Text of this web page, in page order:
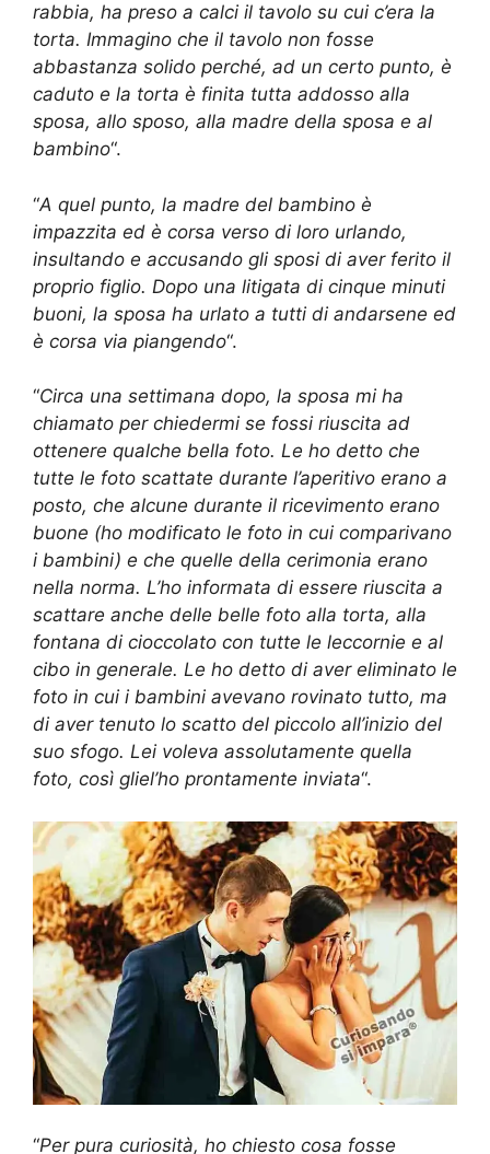
rabbia, ha preso a calci il tavolo su cui c’era la
torta. Immagino che il tavolo non fosse
abbastanza solido perché, ad un certo punto, è
caduto e la torta è finita tutta addosso alla
sposa, allo sposo, alla madre della sposa e al
bambino“.
“A quel punto, la madre del bambino è
impazzita ed è corsa verso di loro urlando,
insultando e accusando gli sposi di aver ferito il
proprio figlio. Dopo una litigata di cinque minuti
buoni, la sposa ha urlato a tutti di andarsene ed
è corsa via piangendo“.
“Circa una settimana dopo, la sposa mi ha
chiamato per chiedermi se fossi riuscita ad
ottenere qualche bella foto. Le ho detto che
tutte le foto scattate durante l’aperitivo erano a
posto, che alcune durante il ricevimento erano
buone (ho modificato le foto in cui comparivano
i bambini) e che quelle della cerimonia erano
nella norma. L’ho informata di essere riuscita a
scattare anche delle belle foto alla torta, alla
fontana di cioccolato con tutte le leccornie e al
cibo in generale. Le ho detto di aver eliminato le
foto in cui i bambini avevano rovinato tutto, ma
di aver tenuto lo scatto del piccolo all’inizio del
suo sfogo. Lei voleva assolutamente quella
foto, così gliel’ho prontamente inviata“.
“Per pura curiosità, ho chiesto cosa fosse